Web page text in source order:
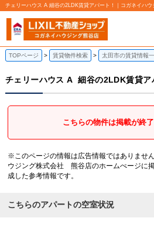
チェリーハウス A 細谷の2LDK賃貸アパート！｜コガネイハ
TOPページ 賃貸物件検索 太田市の賃貸情報
チェリーハウス A 細谷の2LDK賃貸ア
こちらの物件は掲載が終了
※このページの情報は広告情報ではありませ
ウジング株式会社 熊谷店のホームぺージに
成した参考情報です。
こちらのアパートの空室状況